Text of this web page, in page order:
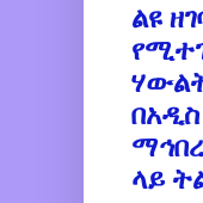
ልዩ
ላይ